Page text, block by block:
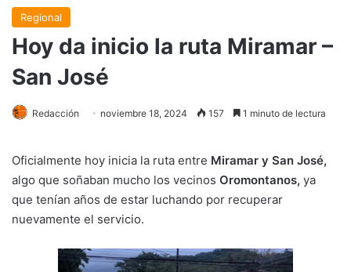
Regional
Hoy da inicio la ruta Miramar –
San José
Redacción noviembre 18, 2024 157 1 minuto de lectura
Oficialmente hoy inicia la ruta entre Miramar y San José,
algo que soñaban mucho los vecinos Oromontanos, ya
que tenían años de estar luchando por recuperar
nuevamente el servicio.